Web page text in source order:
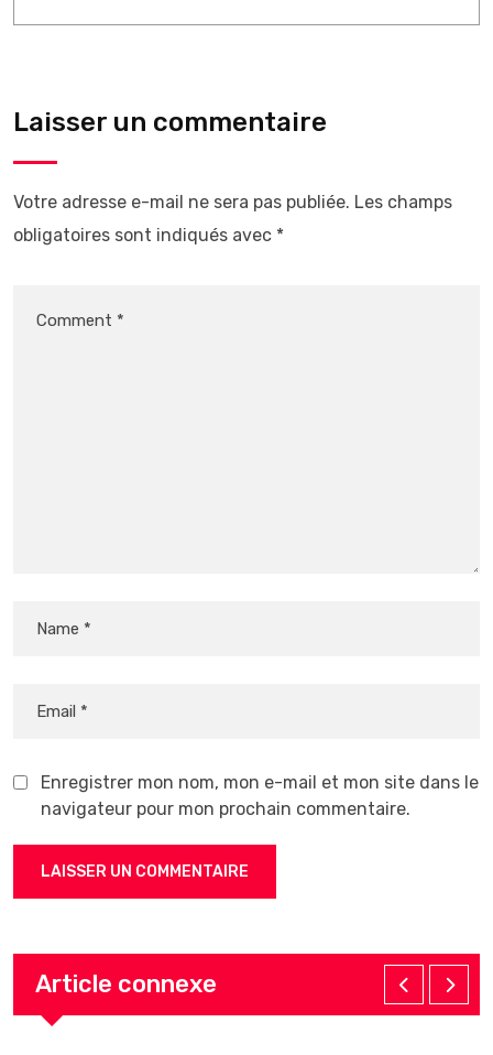
Laisser un commentaire
Votre adresse e-mail ne sera pas publiée. Les champs
obligatoires sont indiqués avec *
Enregistrer mon nom, mon e-mail et mon site dans le
navigateur pour mon prochain commentaire.
Article connexe